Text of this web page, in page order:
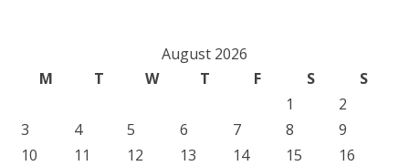
August 2026
M
T W T F S
S
1
2
3
4 5 6 7 8
9
10
11 12 13 14 15
16